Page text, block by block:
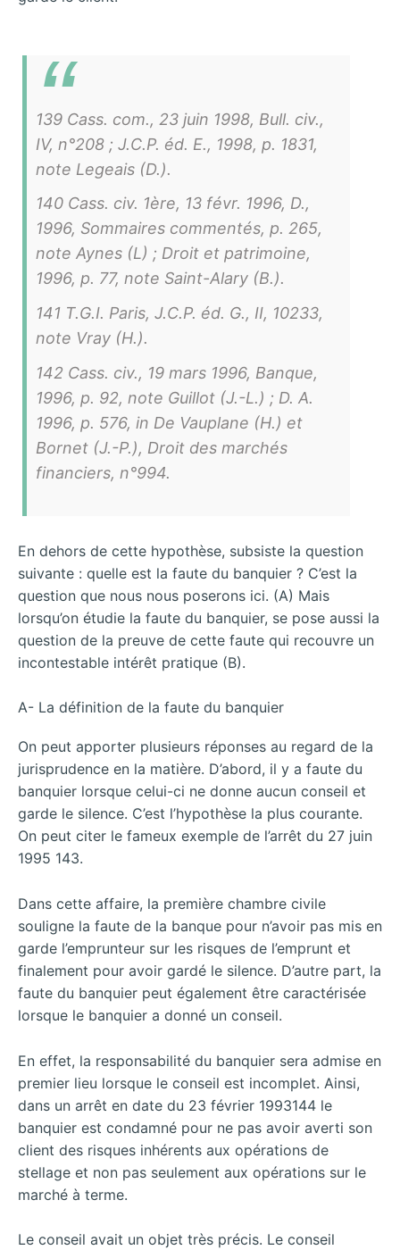
139 Cass. com., 23 juin 1998, Bull. civ.,
IV, n°208 ; J.C.P. éd. E., 1998, p. 1831,
note Legeais (D.).
140 Cass. civ. 1ère, 13 févr. 1996, D.,
1996, Sommaires commentés, p. 265,
note Aynes (L) ; Droit et patrimoine,
1996, p. 77, note Saint-Alary (B.).
141 T.G.I. Paris, J.C.P. éd. G., II, 10233,
note Vray (H.).
142 Cass. civ., 19 mars 1996, Banque,
1996, p. 92, note Guillot (J.-L.) ; D. A.
1996, p. 576, in De Vauplane (H.) et
Bornet (J.-P.), Droit des marchés
financiers, n°994.
En dehors de cette hypothèse, subsiste la question
suivante : quelle est la faute du banquier ? C’est la
question que nous nous poserons ici. (A) Mais
lorsqu’on étudie la faute du banquier, se pose aussi la
question de la preuve de cette faute qui recouvre un
incontestable intérêt pratique (B).
A- La définition de la faute du banquier
On peut apporter plusieurs réponses au regard de la
jurisprudence en la matière. D’abord, il y a faute du
banquier lorsque celui-ci ne donne aucun conseil et
garde le silence. C’est l’hypothèse la plus courante.
On peut citer le fameux exemple de l’arrêt du 27 juin
1995 143.
Dans cette affaire, la première chambre civile
souligne la faute de la banque pour n’avoir pas mis en
garde l’emprunteur sur les risques de l’emprunt et
finalement pour avoir gardé le silence. D’autre part, la
faute du banquier peut également être caractérisée
lorsque le banquier a donné un conseil.
En effet, la responsabilité du banquier sera admise en
premier lieu lorsque le conseil est incomplet. Ainsi,
dans un arrêt en date du 23 février 1993144 le
banquier est condamné pour ne pas avoir averti son
client des risques inhérents aux opérations de
stellage et non pas seulement aux opérations sur le
marché à terme.
Le conseil avait un objet très précis. Le conseil